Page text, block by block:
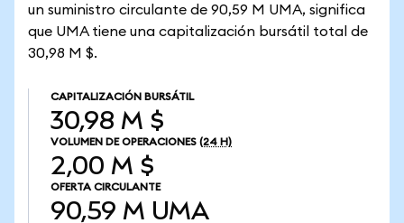
un suministro circulante de 90,59 M UMA, significa
que UMA tiene una capitalización bursátil total de
30,98 M $.
CAPITALIZACIÓN BURSÁTIL
30,98 M $
VOLUMEN DE OPERACIONES (24 H)
2,00 M $
OFERTA CIRCULANTE
90,59 M UMA